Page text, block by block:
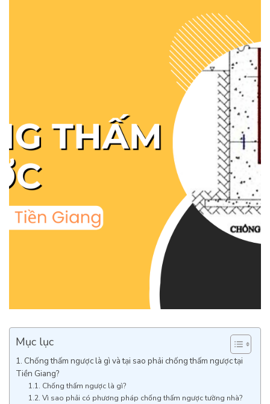
Mục lục
1. Chống thấm ngược là gì và tại sao phải chống thấm ngược tại
Tiền Giang?
1.1. Chống thấm ngược là gì?
1.2. Vì sao phải có phương pháp chống thấm ngược tường nhà?